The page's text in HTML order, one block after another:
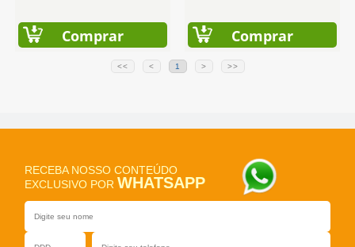
Comprar Comprar
<< < 1 > >>
RECEBA NOSSO CONTEÚDO
EXCLUSIVO POR WHATSAPP